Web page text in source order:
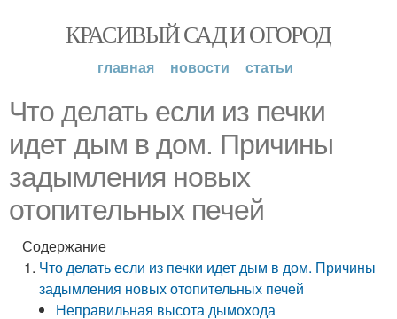
КРАСИВЫЙ САД И ОГОРОД
главная новости статьи
Что делать если из печки
идет дым в дом. Причины
задымления новых
отопительных печей
Содержание
Что делать если из печки идет дым в дом. Причины
задымления новых отопительных печей
Неправильная высота дымохода